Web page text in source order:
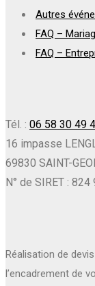
Autres
FAQ –
FAQ –
Tél. : 06 58 30 49
16 impasse
69830 SAINT-
N° de SIRET :
Réalisation de
l’encadrement de